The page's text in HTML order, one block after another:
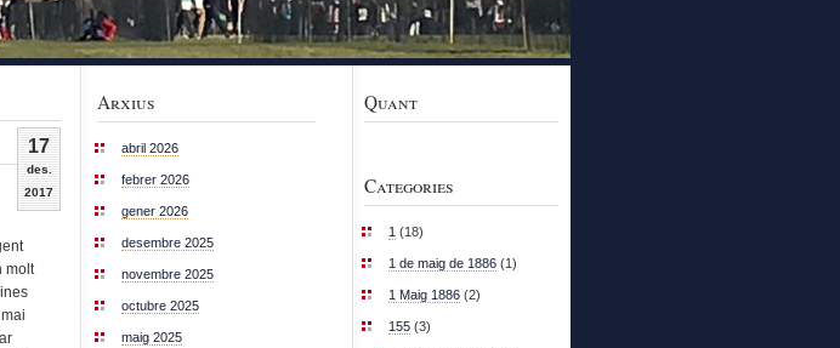
17
des.
2017
molt
Arxius
abril 2026
febrer 2026
gener 2026
desembre 2025
novembre 2025
octubre 2025
maig 2025
Quant
Categories
1 (18)
1 de maig de 1886 (1)
1 Maig 1886 (2)
155 (3)